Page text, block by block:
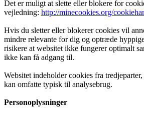
Det er muligt at slette eller blokere for
vejledning: http://minecookies.org/
Hvis du sletter eller blokerer cookies vil
mindre relevante for dig og optræde
risikere at websitet ikke fungerer optimalt
ikke kan få adgang til.
Websitet indeholder cookies fra
kan omfatte typisk til analysebrug.
Personoplysninger